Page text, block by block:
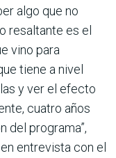
algo que no
resaltante es el
vino para
tiene a nivel
y ver el efecto
cuatro años
del programa”,
entrevista con el